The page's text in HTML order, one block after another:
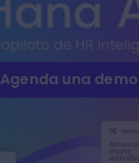
Agenda una demo